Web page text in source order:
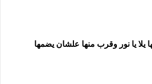
يلا يا نور وقرب منها علشان يضمها